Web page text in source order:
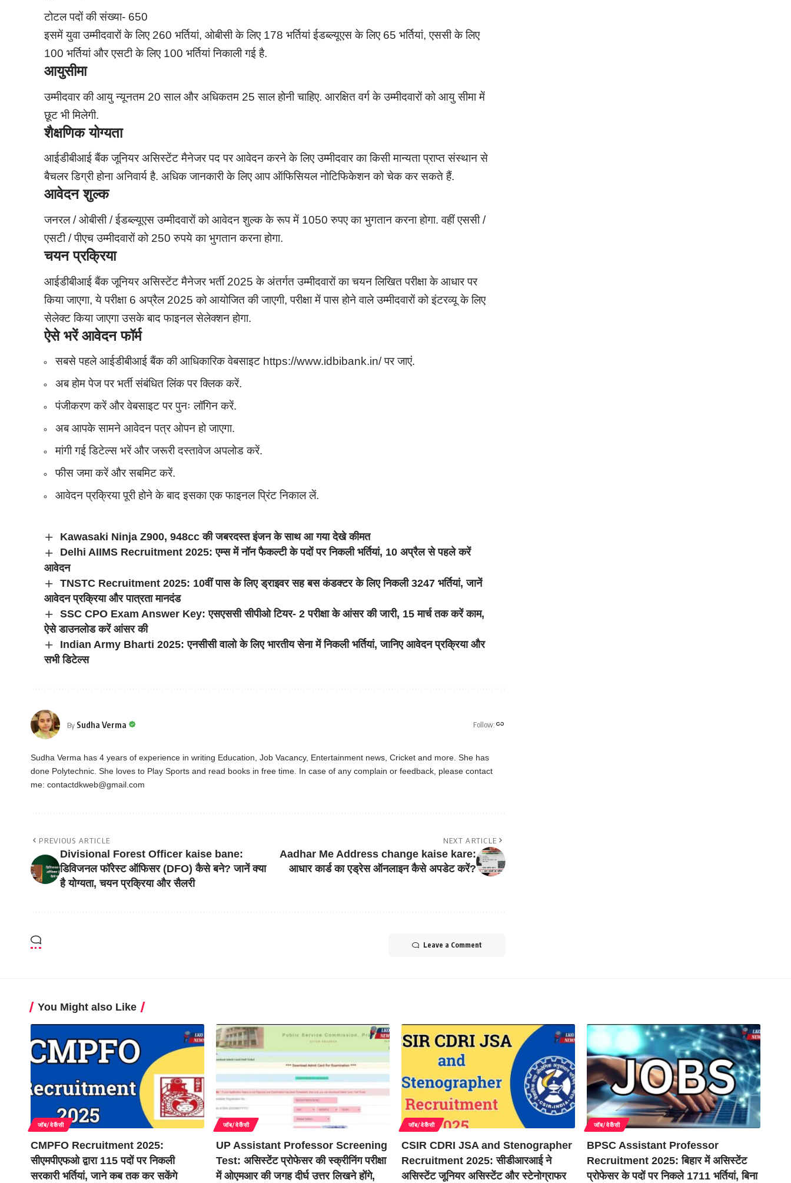
टोटल पदों की संख्या- 650
इसमें युवा उम्मीदवारों के लिए 260 भर्तियां, ओबीसी के लिए 178 भर्तियां ईडब्ल्यूएस के लिए 65 भर्तियां, एससी के लिए
100 भर्तियां और एसटी के लिए 100 भर्तियां निकाली गई है.
आयुसीमा
उम्मीदवार की आयु न्यूनतम 20 साल और अधिकतम 25 साल होनी चाहिए. आरक्षित वर्ग के उम्मीदवारों को आयु सीमा में
छूट भी मिलेगी.
शैक्षणिक योग्यता
आईडीबीआई बैंक जूनियर असिस्टेंट मैनेजर पद पर आवेदन करने के लिए उम्मीदवार का किसी मान्यता प्राप्त संस्थान से
बैचलर डिग्री होना अनिवार्य है. अधिक जानकारी के लिए आप ऑफिसियल नोटिफिकेशन को चेक कर सकते हैं.
आवेदन शुल्क
जनरल / ओबीसी / ईडब्ल्यूएस उम्मीदवारों को आवेदन शुल्क के रूप में 1050 रुपए का भुगतान करना होगा. वहीं एससी /
एसटी / पीएच उम्मीदवारों को 250 रुपये का भुगतान करना होगा.
चयन प्रक्रिया
आईडीबीआई बैंक जूनियर असिस्टेंट मैनेजर भर्ती 2025 के अंतर्गत उम्मीदवारों का चयन लिखित परीक्षा के आधार पर
किया जाएगा, ये परीक्षा 6 अप्रैल 2025 को आयोजित की जाएगी, परीक्षा में पास होने वाले उम्मीदवारों को इंटरव्यू के लिए
सेलेक्ट किया जाएगा उसके बाद फाइनल सेलेक्शन होगा.
ऐसे भरें आवेदन फॉर्म
सबसे पहले आईडीबीआई बैंक की आधिकारिक वेबसाइट https://www.idbibank.in/ पर जाएं.
अब होम पेज पर भर्ती संबंधित लिंक पर क्लिक करें.
पंजीकरण करें और वेबसाइट पर पुनः लॉगिन करें.
अब आपके सामने आवेदन पत्र ओपन हो जाएगा.
मांगी गई डिटेल्स भरें और जरूरी दस्तावेज अपलोड करें.
फीस जमा करें और सबमिट करें.
आवेदन प्रक्रिया पूरी होने के बाद इसका एक फाइनल प्रिंट निकाल लें.
Kawasaki Ninja Z900, 948cc की जबरदस्त इंजन के साथ आ गया देखे कीमत
Delhi AIIMS Recruitment 2025: एम्स में नॉन फैकल्टी के पदों पर निकली भर्तियां, 10 अप्रैल से पहले करें
आवेदन
TNSTC Recruitment 2025: 10वीं पास के लिए ड्राइवर सह बस कंडक्टर के लिए निकली 3247 भर्तियां, जानें
आवेदन प्रक्रिया और पात्रता मानदंड
SSC CPO Exam Answer Key: एसएससी सीपीओ टियर- 2 परीक्षा के आंसर की जारी, 15 मार्च तक करें काम,
ऐसे डाउनलोड करें आंसर की
Indian Army Bharti 2025: एनसीसी वालो के लिए भारतीय सेना में निकली भर्तियां, जानिए आवेदन प्रक्रिया और
सभी डिटेल्स
By Sudha Verma Follow:
Sudha Verma has 4 years of experience in writing Education, Job Vacancy, Entertainment news, Cricket and more. She has
done Polytechnic. She loves to Play Sports and read books in free time. In case of any complain or feedback, please contact
me: contactdkweb@gmail.com
PREVIOUS ARTICLE
Divisional Forest Officer kaise bane:
डिविजनल फॉरेस्ट ऑफिसर (DFO) कैसे बने? जानें क्या
है योग्यता, चयन प्रक्रिया और सैलरी
NEXT ARTICLE
Aadhar Me Address change kaise kare:
आधार कार्ड का एड्रेस ऑनलाइन कैसे अपडेट करें?
Leave a Comment
You Might also Like
जॉब/वेकैंसी
CMPFO Recruitment 2025:
सीएमपीएफओ द्वारा 115 पदों पर निकली
सरकारी भर्तियां, जाने कब तक कर सकेंगे
जॉब/वेकैंसी
UP Assistant Professor Screening
Test: असिस्टेंट प्रोफेसर की स्क्रीनिंग परीक्षा
में ओएमआर की जगह दीर्घ उत्तर लिखने होंगे,
जॉब/वेकैंसी
CSIR CDRI JSA and Stenographer
Recruitment 2025: सीडीआरआई ने
असिस्टेंट जूनियर असिस्टेंट और स्टेनोग्राफर
जॉब/वेकैंसी
BPSC Assistant Professor
Recruitment 2025: बिहार में असिस्टेंट
प्रोफेसर के पदों पर निकले 1711 भर्तियां, बिना